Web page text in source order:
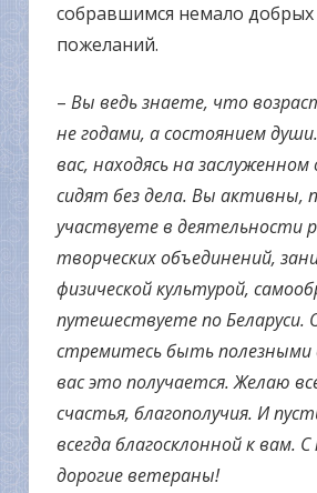
собравшимся немало добрых
пожеланий.
– Вы ведь знаете, что
не годами, а состоянием
вас, находясь на
сидят без дела. Вы активны,
участвуете в деятельности
творческих объединений,
физической культурой,
путешествуете по Беларуси.
стремитесь быть полезными
вас это получается. Желаю
счастья, благополучия. И
всегда благосклонной к вам.
дорогие ветераны!